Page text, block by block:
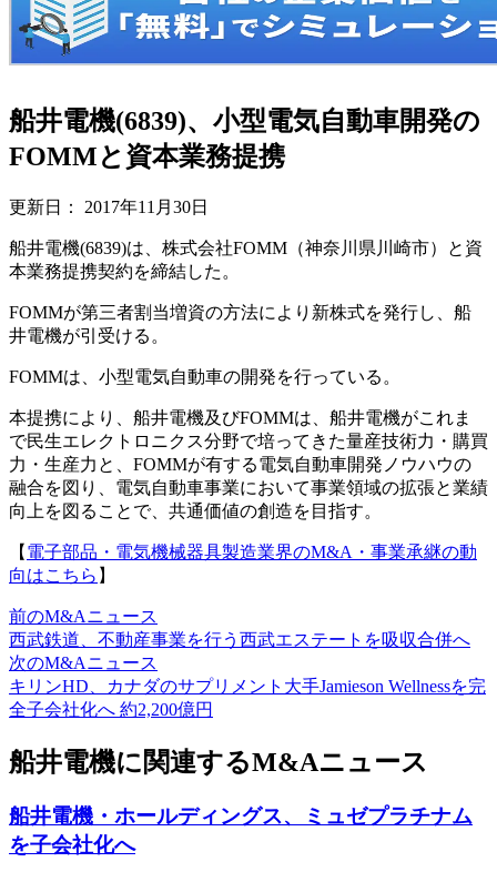
船井電機(6839)、小型電気自動車開発の
FOMMと資本業務提携
更新日： 2017年11月30日
船井電機(6839)は、株式会社FOMM（神奈川県川崎市）と資
本業務提携契約を締結した。
FOMMが第三者割当増資の方法により新株式を発行し、船
井電機が引受ける。
FOMMは、小型電気自動車の開発を行っている。
本提携により、船井電機及びFOMMは、船井電機がこれま
で民生エレクトロニクス分野で培ってきた量産技術力・購買
力・生産力と、FOMMが有する電気自動車開発ノウハウの
融合を図り、電気自動車事業において事業領域の拡張と業績
向上を図ることで、共通価値の創造を目指す。
【 電子部品・電気機械器具製造業界のM&A・事業承継の動
向はこちら 】
前のM&Aニュース
西武鉄道、不動産事業を行う西武エステートを吸収合併へ
次のM&Aニュース
キリンHD、カナダのサプリメント大手Jamieson Wellnessを完
全子会社化へ 約2,200億円
船井電機に関連するM&Aニュース
船井電機・ホールディングス、ミュゼプラチナム
を子会社化へ